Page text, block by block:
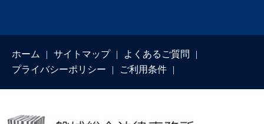
ホーム サイトマップ
よくあるご質問
プライバシーポリシー
ご利用条件